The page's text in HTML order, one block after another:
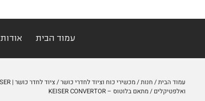
עמוד הבית אודות
עמוד הבית/ חנות/מכשירי כוח וציוד לחדרי כושר/ציוד לחדר כושר | KEISER
ואלפטיקלים / מתאם בלוטוס – KEISER CONVERTOR